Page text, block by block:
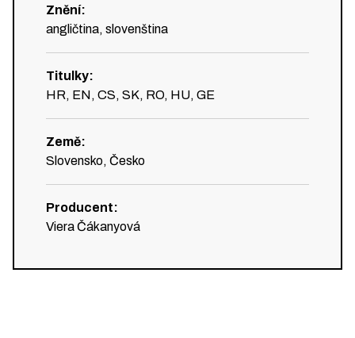
Znění:
angličtina, slovenština
Titulky:
HR, EN, CS, SK, RO, HU, GE
Země:
Slovensko, Česko
Producent:
Viera Čákanyová